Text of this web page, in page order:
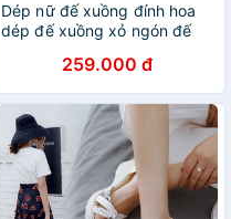
Dép nữ đế xuồng đính hoa
dép đế xuồng xỏ ngón đế
259.000 đ